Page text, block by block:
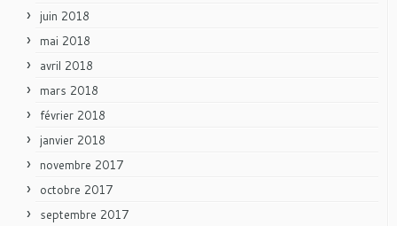
juin 2018
mai 2018
avril 2018
mars 2018
février 2018
janvier 2018
novembre 2017
octobre 2017
septembre 2017